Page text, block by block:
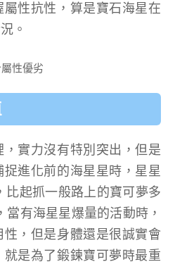
性抗性，算是寶石海星在
。
實力沒有特別突出，但是
進化前的海星星時，星星
比起抓一般路上的寶可夢多
當有海星星爆量的活動時，
，但是身體還是很誠實會
是為了鍛鍊寶可夢時最重